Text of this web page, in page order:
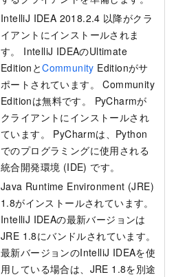
IntelliJ IDEA 2018.2.4 以降がクラ
イアントにインストールされま
す。 IntelliJ IDEAのUltimate
EditionとCommunity Editionがサ
ポートされています。 Community
Editionは無料です。 PyCharmが
クライアントにインストールされ
ています。 PyCharmは、Python
でのプログラミングに使用される
統合開発環境 (IDE) です。
Java Runtime Environment (JRE)
1.8がインストールされています。
IntelliJ IDEAの最新バージョンは
JRE 1.8にバンドルされています。
最新バージョンのIntelliJ IDEAを使
用している場合は、JRE 1.8を別途